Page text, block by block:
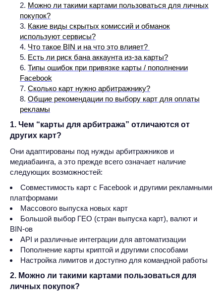
Можно ли такими картами пользоваться для личных
покупок?
Какие виды скрытых комиссий и обманок
используют сервисы?
Что такое BIN и на что это влияет?
Есть ли риск бана аккаунта из-за карты?
Типы ошибок при привязке карты / пополнении
Facebook
Сколько карт нужно арбитражнику?
Общие рекомендации по выбору карт для оплаты
рекламы
1. Чем “карты для арбитража” отличаются от
других карт?
Они адаптированы под нужды арбитражников и
медиабаинга, а это прежде всего означает наличие
следующих возможностей:
Совместимость карт с Facebook и другими рекламными
платформами
Массового выпуска новых карт
Большой выбор ГЕО (стран выпуска карт), валют и
BIN-ов
API и различные интеграции для автоматизации
Пополнение карты криптой и другими способами
Настройка лимитов и доступно для командной работы
2. Можно ли такими картами пользоваться для
личных покупок?